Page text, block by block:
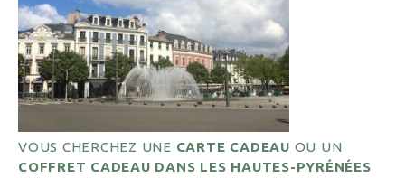
VOUS CHERCHEZ UNE CARTE CADEAU OU UN
COFFRET CADEAU DANS LES HAUTES-PYRÉNÉES